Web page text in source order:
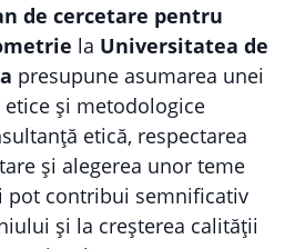
de cercetare pentru
la Universitatea de
presupune asumarea unei
și metodologice
etică, respectarea
și alegerea unor teme
pot contribui semnificativ
și la creșterea calității